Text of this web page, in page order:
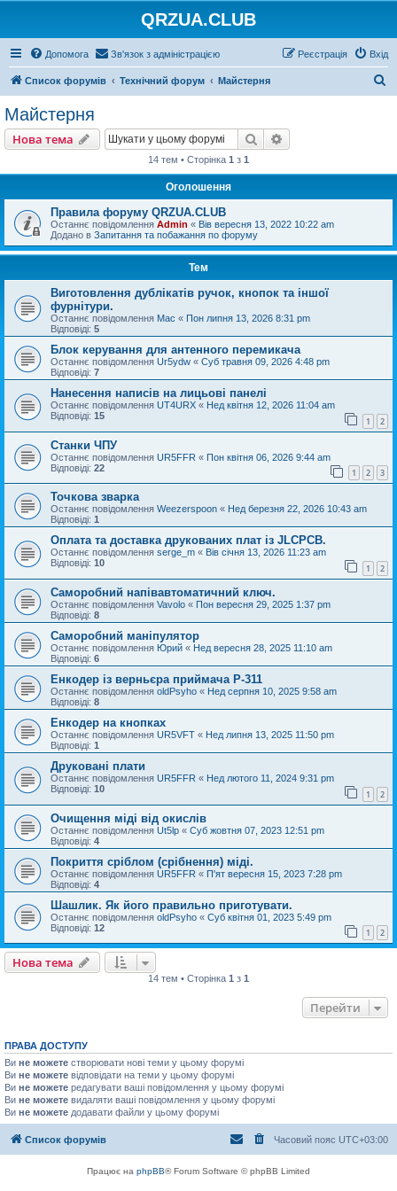
QRZUA.CLUB
Допомога Зв'язок з адміністрацією Вхід
Реєстрація
Список форумів Технічний форум Майстерня
Майстерня
Нова тема Пошук
14 тем • Сторінка 1 з 1
Оголошення
Правила форуму QRZUA.CLUB
Останнє повідомлення Admin « Вів вересня 13, 2022 10:22 am
Додано в Запитання та побажання по форуму
Тем
Виготовлення дублікатів ручок, кнопок та іншої
фурнітури.
Останнє повідомлення Mac « Пон липня 13, 2026 8:31 pm
Відповіді: 5
Блок керування для антенного перемикача
Останнє повідомлення Ur5ydw « Суб травня 09, 2026 4:48 pm
Відповіді: 7
Нанесення написів на лицьові панелі
Останнє повідомлення UT4URX « Нед квітня 12, 2026 11:04 am
Відповіді: 15 1 2
Станки ЧПУ
Останнє повідомлення UR5FFR « Пон квітня 06, 2026 9:44 am
Відповіді: 22 1 2 3
Точкова зварка
Останнє повідомлення Weezerspoon « Нед березня 22, 2026 10:43 am
Відповіді: 1
Оплата та доставка друкованих плат із JLCPCB.
Останнє повідомлення serge_m « Вів січня 13, 2026 11:23 am
Відповіді: 10 1 2
Саморобний напівавтоматичний ключ.
Останнє повідомлення Vavolo « Пон вересня 29, 2025 1:37 pm
Відповіді: 8
Саморобний маніпулятор
Останнє повідомлення Юрий « Нед вересня 28, 2025 11:10 am
Відповіді: 6
Енкодер із верньєра приймача Р-311
Останнє повідомлення oldPsyho « Нед серпня 10, 2025 9:58 am
Відповіді: 8
Енкодер на кнопках
Останнє повідомлення UR5VFT « Нед липня 13, 2025 11:50 pm
Відповіді: 1
Друковані плати
Останнє повідомлення UR5FFR « Нед лютого 11, 2024 9:31 pm
Відповіді: 10 1 2
Очищення міді від окислів
Останнє повідомлення Ut5lp « Суб жовтня 07, 2023 12:51 pm
Відповіді: 4
Покриття сріблом (срібнення) міді.
Останнє повідомлення UR5FFR « П'ят вересня 15, 2023 7:28 pm
Відповіді: 4
Шашлик. Як його правильно приготувати.
Останнє повідомлення oldPsyho « Суб квітня 01, 2023 5:49 pm
Відповіді: 12 1 2
Нова тема
14 тем • Сторінка 1 з 1
Перейти
ПРАВА ДОСТУПУ
Ви не можете створювати нові теми у цьому форумі
Ви не можете відповідати на теми у цьому форумі
Ви не можете редагувати ваші повідомлення у цьому форумі
Ви не можете видаляти ваші повідомлення у цьому форумі
Ви не можете додавати файли у цьому форумі
Список форумів Часовий пояс UTC+03:00
Працює на phpBB® Forum Software © phpBB Limited